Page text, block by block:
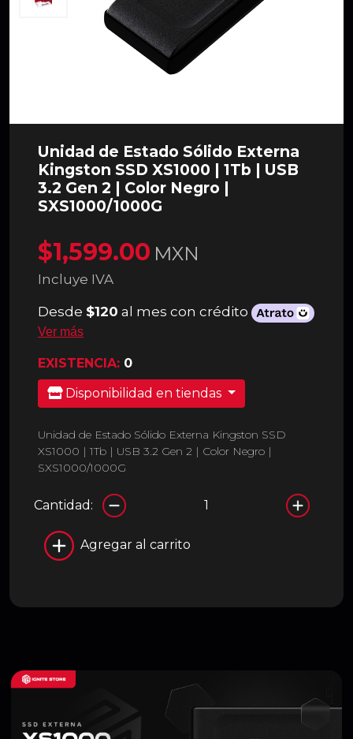
Unidad de Estado Sólido Externa
Kingston SSD XS1000 | 1Tb | USB
3.2 Gen 2 | Color Negro |
SXS1000/1000G
$1,599.00 MXN
Incluye IVA
Desde $120 al mes con crédito
Ver más
EXISTENCIA: 0
Disponibilidad en tiendas
Unidad de Estado Sólido Externa Kingston SSD
XS1000 | 1Tb | USB 3.2 Gen 2 | Color Negro |
SXS1000/1000G
Cantidad:
Agregar al carrito